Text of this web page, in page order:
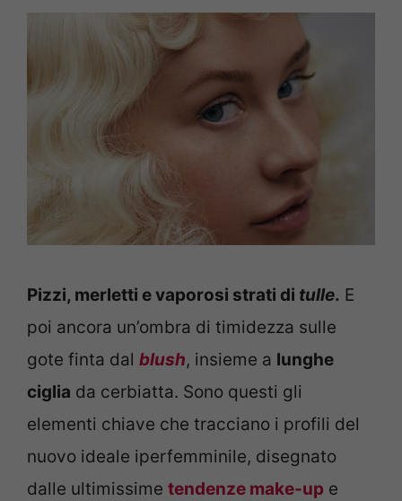
Pizzi, merletti e vaporosi strati di tulle. E
poi ancora un’ombra di timidezza sulle
gote finta dal blush, insieme a lunghe
ciglia da cerbiatta. Sono questi gli
elementi chiave che tracciano i profili del
nuovo ideale iperfemminile, disegnato
dalle ultimissime tendenze make-up e